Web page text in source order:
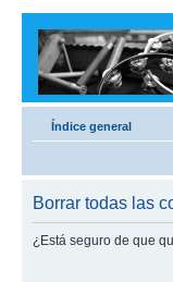
Índice general
Borrar todas las
¿Está seguro de que